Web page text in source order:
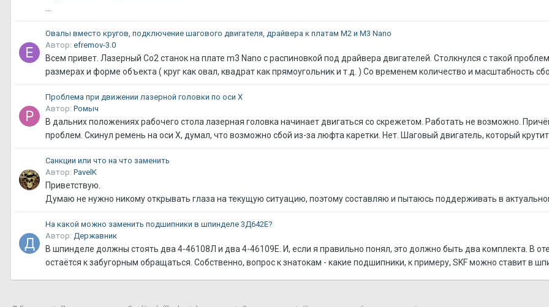
Овалы вместо кругов, подключение шагового двигателя, драйвера к платам M2 и M3 Nano
Автор: efremov-3.0
Всем привет. Лазерный Co2 станок на плате m3 Nano с распиновкой под драйвера двигателей. Столкнулся с такой
размерах и форме объекта ( круг как овал, квадрат как прямоугольник и т.д. ) Со временем количество и масштабность
Проблема при движении лазерной головки по оси X
Автор: Ромыч
В дальних положениях рабочего стола лазерная головка начинает двигаться со скрежетом. Работать не возможно.
проблем. Скинул ремень на оси Х, думал, что возможно сбой из-за люфта каретки. Нет. Шаговый двигатель, который
Санкции или что на что заменить
Автор: PavelK
Приветствую.
Думаю не нужно никому открывать глаза на текущую ситуацию, поэтому составляю и пытаюсь поддерживать в
На какой можно заменить подшипники в шпинделе 3Д642Е?
Автор: Державник
В шпинделе должны стоять два 4-46108Л и два 4-46109Е. И, если я правильно понял, это должно быть два комплекта. В
остаётся к забугорным обращаться. Собственно, вопрос к знатокам - какие подшипники, к примеру, SKF можно ставит в